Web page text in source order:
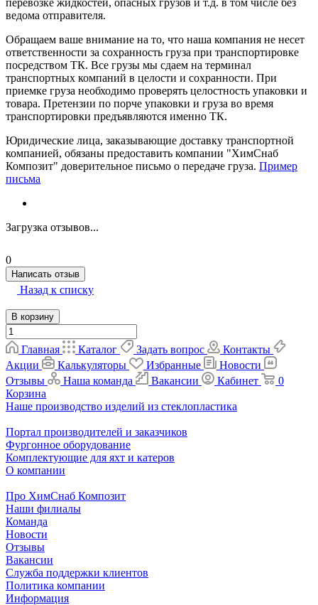
ведома отправителя.
Обращаем ваше внимание на то, что наша компания не несет
ответственности за сохранность груза при транспортировке
посредством ТК. Все грузы мы сдаем на терминал
транспортных компаний в целости и сохранности. При
приемке груза необходимо проверять целостность упаковки и
товара. Претензии по порче упаковки и груза во время
транспортировки предъявляются именно ТК.
Юридические лица, заказывающие доставку транспортной
компанией, обязаны предоставить компании "ХимСнаб
Композит" доверительное письмо о передаче груза. Пример
письма
Загрузка отзывов...
0
Написать отзыв
Назад к списку
В корзину
Главная Каталог Задать вопрос
Контакты
Акции
Калькуляторы Избранные
Новости
Отзывы
Наша команда Вакансии Кабинет
0
Корзина
Наше производство изделий из стеклопластика
Портал производителей и заказчиков
Фургонное оборудование
Комплектующие для яхт и катеров
О компании
Про ХимСнаб Композит
Наши филиалы
Команда
Новости
Отзывы
Вакансии
Служба поддержки клиентов
Политика компании
Информация